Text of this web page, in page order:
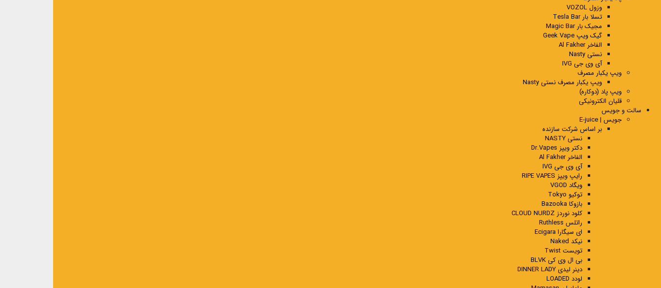
وزول VOZOL
تسلا بار Tesla Bar
مجیک بار Magic Bar
گیک ویپ Geek Vape
الفاخر Al Fakher
نستی Nasty
آی وی جی IVG
ویپ یکبار مصرف
ویپ یکبار مصرف نستی Nasty
ویپ پاد (دوکاره)
قلیان الکترونیکی
سالت و جویس
جویس | E-juice
بر اساس شرکت سازنده
نستی NASTY
دکتر ویپز Dr.Vapes
الفاخر Al Fakher
آی وی جی IVG
رایپ ویپز RIPE VAPES
ویگاد VGOD
توکیو Tokyo
بازوکا Bazooka
کلود نوردز CLOUD NURDZ
راتلس Ruthless
ای سیگارا Ecigara
نیکد Naked
تویست Twist
بی ال وی کی BLVK
دینر لیدی DINNER LADY
لودد LOADED